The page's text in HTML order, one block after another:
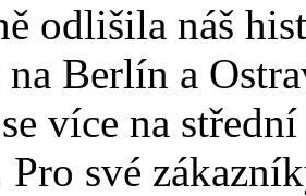
odlišila náš
Berlín a
více na
své